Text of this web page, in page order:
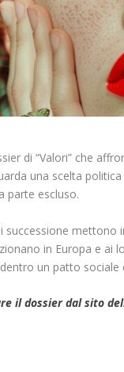
di “Valori” che
una scelta
parte escluso.
successione mettono
in Europa e ai
un patto
il dossier dal sito